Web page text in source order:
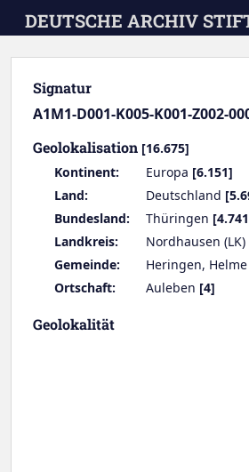
Skip to main content
DEUTSCHE ARCHIV
Signatur
A1M1-D001-K005-K001-Z002-
Geolokalisation [16.675]
Kontinent:
Europa [6.151]
Land:
Deutschland
Bundesland:
Thüringen
Landkreis:
Nordhausen (LK)
Gemeinde:
Heringen, Helme
Ortschaft:
Auleben [4]
Geolokalität